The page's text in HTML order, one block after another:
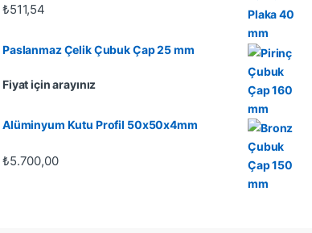
₺511,54
Paslanmaz Çelik Çubuk Çap 25 mm
Fiyat için arayınız
Alüminyum Kutu Profil 50x50x4mm
₺5.700,00